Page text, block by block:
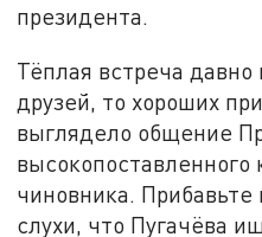
президента.
Тёплая встреча
друзей, то хороших
выглядело общение
высокопоставленного
чиновника. Прибавьте
слухи, что Пугачёва